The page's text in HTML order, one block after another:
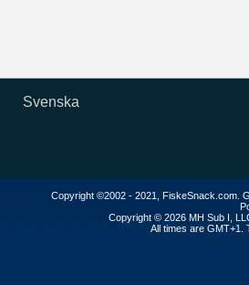
Svenska
Copyright ©2002 - 2021, FiskeSnack.com.
Copyright © 2026 MH Sub I,
All times are GMT+1.